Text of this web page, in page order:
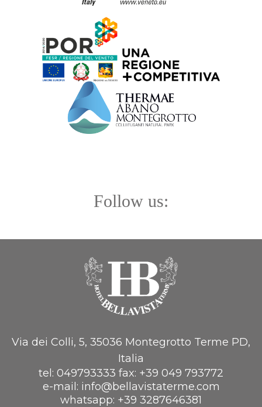
Follow us:
Via dei Colli, 5, 35036 Montegrotto Terme PD,
Italia
tel: 049793333 fax: +39 049 793772
e-mail: info@bellavistaterme.com
whatsapp: +39 3287646381